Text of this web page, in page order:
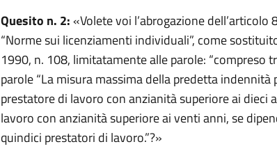
Quesito n. 2:«Volete voi l’abrogazione
“Norme sui licenziamenti individuali”, come
1990, n. 108, limitatamente alle parole: “compreso
parole “La misura massima della predetta
prestatore di lavoro con anzianità superiore ai dieci
lavoro con anzianità superiore ai venti anni, se
quindici prestatori di lavoro.”?»